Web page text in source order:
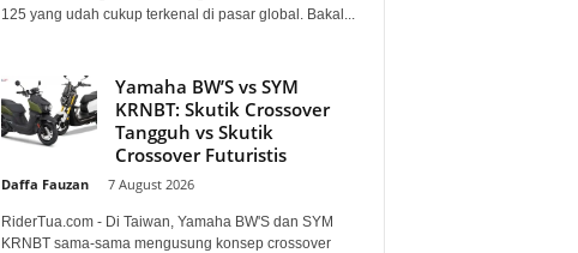
125 yang udah cukup terkenal di pasar global. Bakal...
Yamaha BW’S vs SYM
KRNBT: Skutik Crossover
Tangguh vs Skutik
Crossover Futuristis
Daffa Fauzan 7 August 2026
RiderTua.com - Di Taiwan, Yamaha BW'S dan SYM
KRNBT sama-sama mengusung konsep crossover